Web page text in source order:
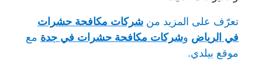
تعرّف على المزيد من شركات مكافحة حشرات
في الرياض وشركات مكافحة حشرات في جدة مع
موقع بيلدي.